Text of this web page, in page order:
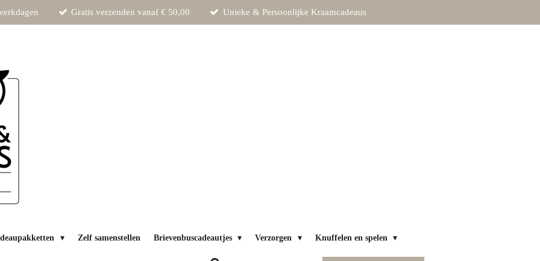
Gratis verzenden vanaf € 50,00 Unieke & Persoonlijke Kraamcadeaus
Zelf samenstellen Brievenbuscadeautjes Verzorgen Knuffelen en spelen